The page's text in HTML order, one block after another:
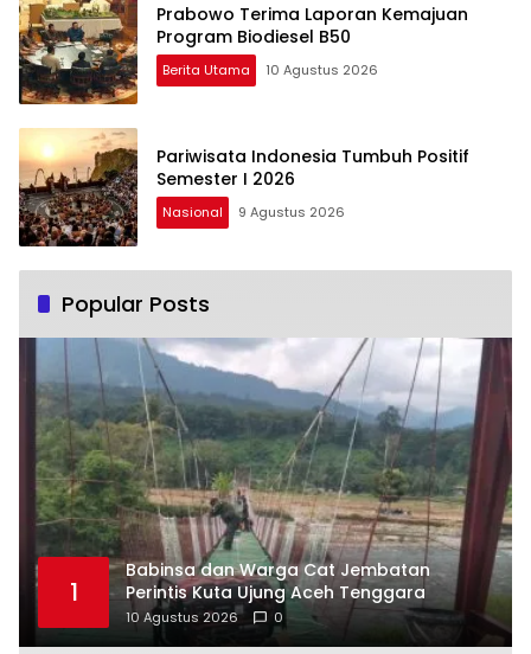
Prabowo Terima Laporan Kemajuan
Program Biodiesel B50
Berita Utama 10 Agustus 2026
Pariwisata Indonesia Tumbuh Positif
Semester I 2026
Nasional 9 Agustus 2026
Popular Posts
1
Babinsa dan Warga Cat Jembatan
Perintis Kuta Ujung Aceh Tenggara
10 Agustus 2026 0